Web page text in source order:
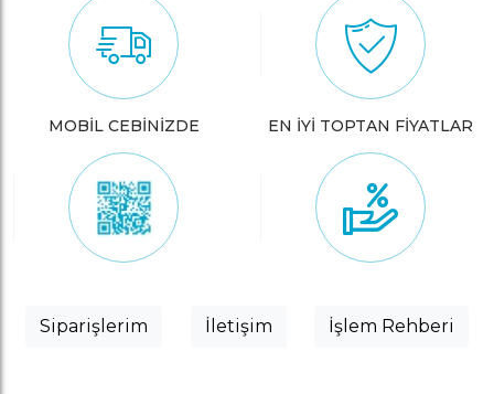
MOBİL CEBİNİZDE EN İYİ TOPTAN FİYATLAR
Siparişlerim İletişim İşlem Rehberi